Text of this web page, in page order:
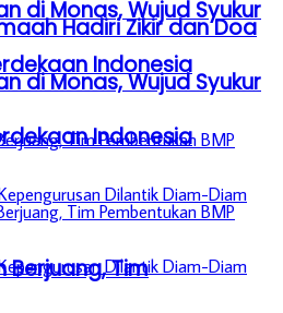
di Monas, Wujud Syukur
Indonesia
Berjuang, Tim
Hadiri Zikir dan Doa
di Monas, Wujud Syukur
Indonesia